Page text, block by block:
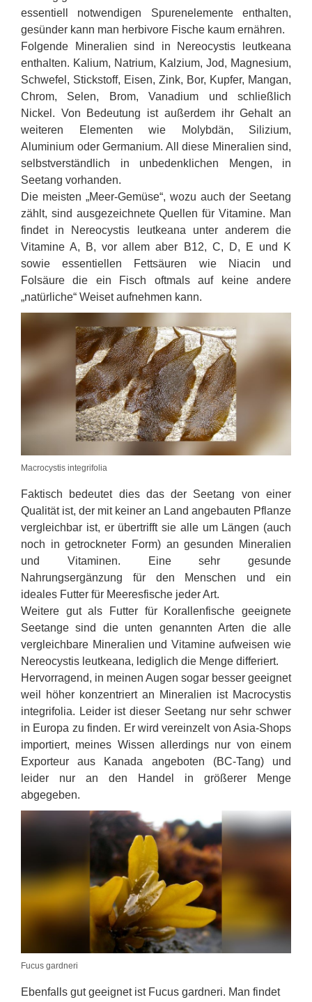
essentiell notwendigen Spurenelemente enthalten,
gesünder kann man herbivore Fische kaum ernähren.
Folgende Mineralien sind in Nereocystis leutkeana
enthalten. Kalium, Natrium, Kalzium, Jod, Magnesium,
Schwefel, Stickstoff, Eisen, Zink, Bor, Kupfer, Mangan,
Chrom, Selen, Brom, Vanadium und schließlich
Nickel. Von Bedeutung ist außerdem ihr Gehalt an
weiteren Elementen wie Molybdän, Silizium,
Aluminium oder Germanium. All diese Mineralien sind,
selbstverständlich in unbedenklichen Mengen, in
Seetang vorhanden.
Die meisten „Meer-Gemüse“, wozu auch der Seetang
zählt, sind ausgezeichnete Quellen für Vitamine. Man
findet in Nereocystis leutkeana unter anderem die
Vitamine A, B, vor allem aber B12, C, D, E und K
sowie essentiellen Fettsäuren wie Niacin und
Folsäure die ein Fisch oftmals auf keine andere
„natürliche“ Weiset aufnehmen kann.
Macrocystis integrifolia
Faktisch bedeutet dies das der Seetang von einer
Qualität ist, der mit keiner an Land angebauten Pflanze
vergleichbar ist, er übertrifft sie alle um Längen (auch
noch in getrockneter Form) an gesunden Mineralien
und Vitaminen. Eine sehr gesunde
Nahrungsergänzung für den Menschen und ein
ideales Futter für Meeresfische jeder Art.
Weitere gut als Futter für Korallenfische geeignete
Seetange sind die unten genannten Arten die alle
vergleichbare Mineralien und Vitamine aufweisen wie
Nereocystis leutkeana, lediglich die Menge differiert.
Hervorragend, in meinen Augen sogar besser geeignet
weil höher konzentriert an Mineralien ist Macrocystis
integrifolia. Leider ist dieser Seetang nur sehr schwer
in Europa zu finden. Er wird vereinzelt von Asia-Shops
importiert, meines Wissen allerdings nur von einem
Exporteur aus Kanada angeboten (BC-Tang) und
leider nur an den Handel in größerer Menge
abgegeben.
Fucus gardneri
Ebenfalls gut geeignet ist Fucus gardneri. Man findet